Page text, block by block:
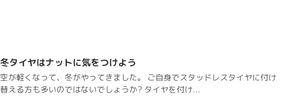
冬タイヤはナットに気をつけよう
空が軽くなって、冬がやってきました。 ご自身でスタッドレスタイヤに付け
替える方も多いのではないでしょうか? タイヤを付け...